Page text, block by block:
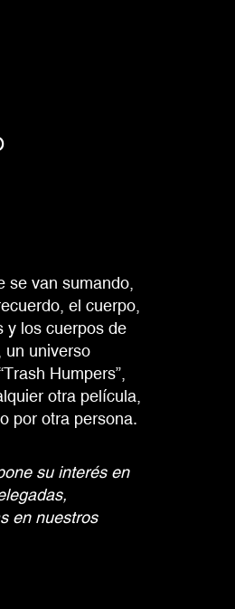
se van sumando,
el cuerpo,
y los cuerpos de
un universo
Humpers”,
otra película,
por otra persona.
su interés en
en nuestros